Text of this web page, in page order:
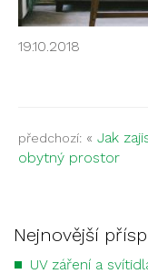
19.10.2018
předchozí: « Jak
obytný prostor
Nejnovější
UV záření a